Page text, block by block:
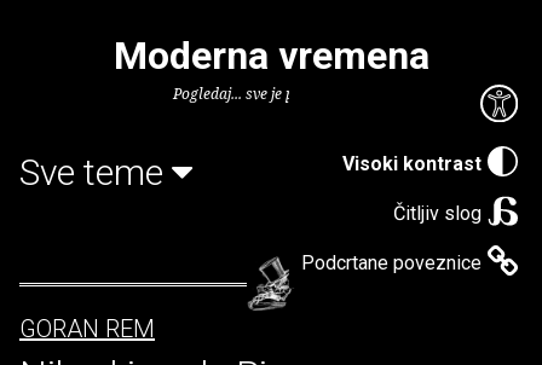
Visoki kontrast
Čitljiv slog
Podcrtane poveznice
Moderna vremena
Pogledaj... sve je puno knjiga.
Sve teme
GORAN REM